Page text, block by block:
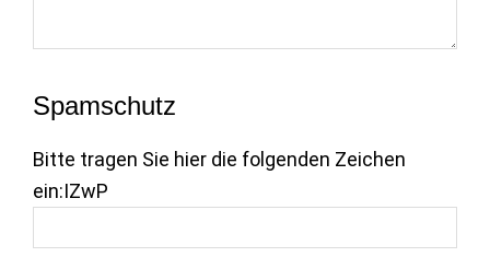
Spamschutz
Bitte tragen Sie hier die folgenden Zeichen
ein:IZwP